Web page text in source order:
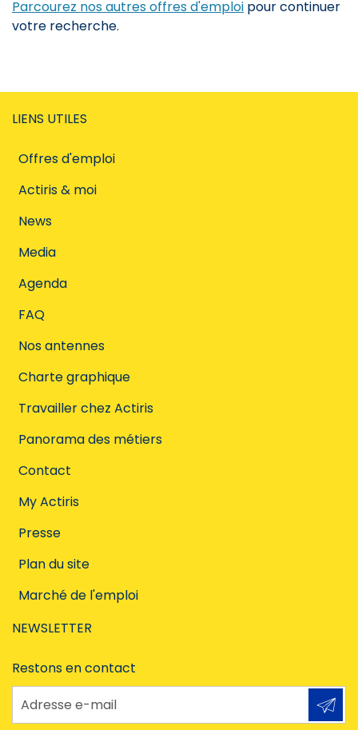
Parcourez nos autres offres d'emploi pour continuer
votre recherche.
LIENS UTILES
Offres d'emploi
Actiris & moi
News
Media
Agenda
FAQ
Nos antennes
Charte graphique
Travailler chez Actiris
Panorama des métiers
Contact
My Actiris
Presse
Plan du site
Marché de l'emploi
NEWSLETTER
Restons en contact
Adresse e-mail